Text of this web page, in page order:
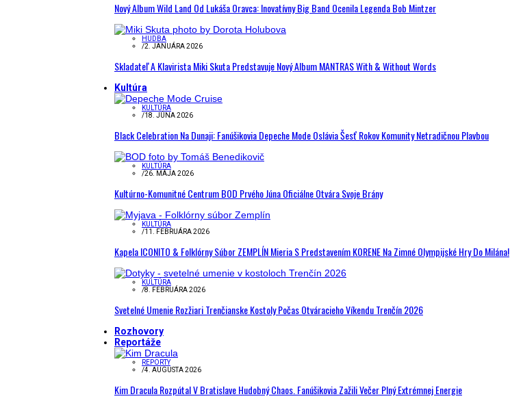
Nový Album Wild Land Od Lukáša Oravca: Inovatívny Big Band Ocenila Legenda Bob Mintzer
HUDBA
/2. JANUÁRA 2026
Skladateľ A Klavirista Miki Skuta Predstavuje Nový Album MANTRAS With & Without Words
Kultúra
KULTÚRA
/18. JÚNA 2026
Black Celebration Na Dunaji: Fanúšikovia Depeche Mode Oslávia Šesť Rokov Komunity Netradičnou Plavbou
KULTÚRA
/26. MÁJA 2026
Kultúrno-Komunitné Centrum BOD Prvého Júna Oficiálne Otvára Svoje Brány
KULTÚRA
/11. FEBRUÁRA 2026
Kapela ICONITO & Folklórny Súbor ZEMPLÍN Mieria S Predstavením KORENE Na Zimné Olympijské Hry Do Milána!
KULTÚRA
/8. FEBRUÁRA 2026
Svetelné Umenie Rozžiari Trenčianske Kostoly Počas Otváracieho Víkendu Trenčín 2026
Rozhovory
Reportáže
REPORTY
/4. AUGUSTA 2026
Kim Dracula Rozpútal V Bratislave Hudobný Chaos. Fanúšikovia Zažili Večer Plný Extrémnej Energie